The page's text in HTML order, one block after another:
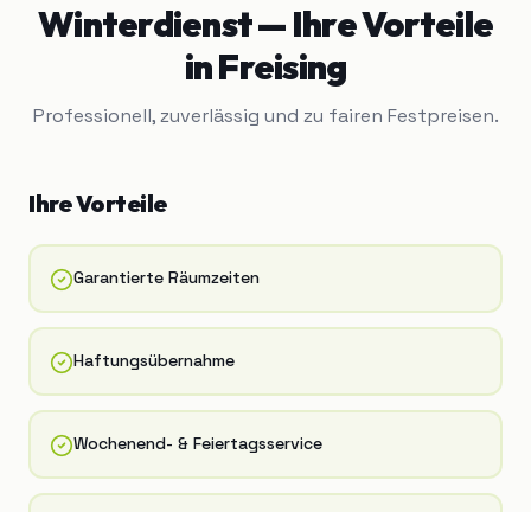
Winterdienst— Ihre Vorteile
inFreising
Professionell, zuverlässig und zu fairen Festpreisen.
Ihre Vorteile
Garantierte Räumzeiten
Haftungsübernahme
Wochenend- & Feiertagsservice